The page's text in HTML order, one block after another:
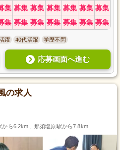
集 募集 募集 募集 募集 募集 募集
集 募集 募集 募集 募集 募集 募集
躍 40代活躍 学歴不問
応募画面へ進む
の求人
ら6.2km、那須塩原駅から7.8km